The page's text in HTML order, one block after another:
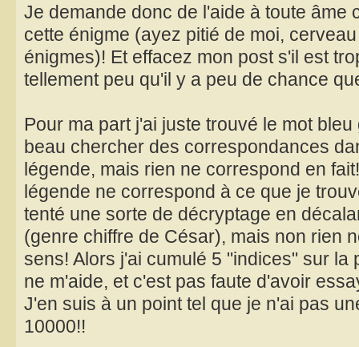
Je demande donc de l'aide à toute âme
cette énigme (ayez pitié de moi,
énigmes)! Et effacez mon post s'il est
tellement peu qu'il y a peu de chance
Pour ma part j'ai juste trouvé le mot
beau chercher des correspondances
légende, mais rien ne correspond en
légende ne correspond à ce que je
tenté une sorte de décryptage en
(genre chiffre de César), mais non rien
sens! Alors j'ai cumulé 5 "indices" sur la
ne m'aide, et c'est pas faute d'avoir
J'en suis à un point tel que je n'ai pas
10000!!